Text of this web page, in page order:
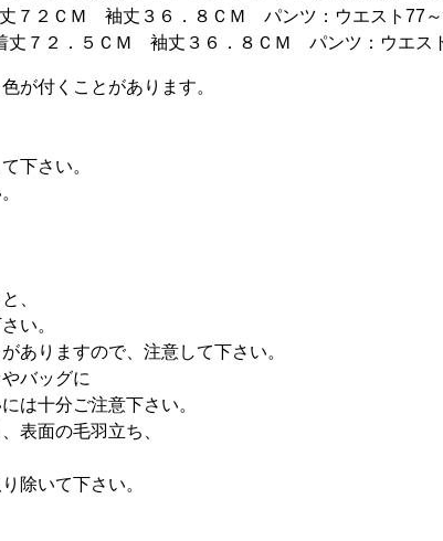
７２ＣＭ 袖丈３６．８ＣＭ パンツ：ウエスト77
７２．５ＣＭ 袖丈３６．８ＣＭ パンツ：ウエス
が付くことがあります。
下さい。
、
い。
ありますので、注意して下さい。
バッグに
は十分ご注意下さい。
表面の毛羽立ち、
除いて下さい。